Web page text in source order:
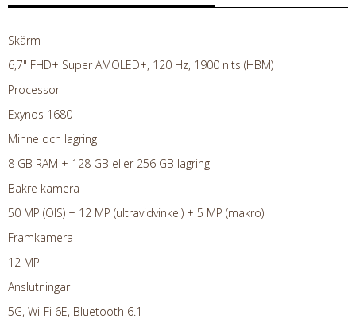
Skärm
6,7" FHD+ Super AMOLED+, 120 Hz, 1900 nits (HBM)
Processor
Exynos 1680
Minne och lagring
8 GB RAM + 128 GB eller 256 GB lagring
Bakre kamera
50 MP (OIS) + 12 MP (ultravidvinkel) + 5 MP (makro)
Framkamera
12 MP
Anslutningar
5G, Wi-Fi 6E, Bluetooth 6.1